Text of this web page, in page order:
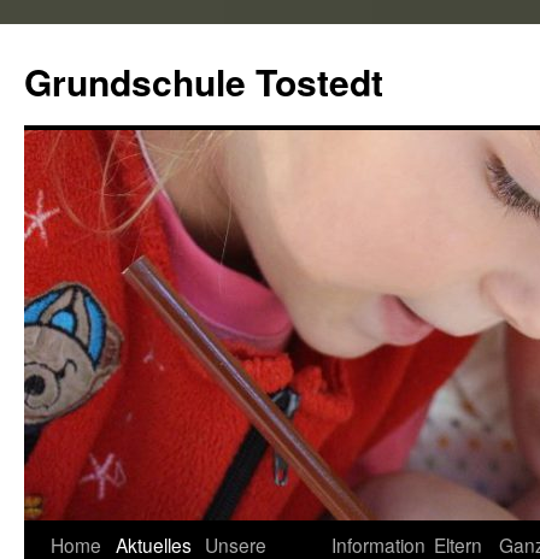
springen
Grundschule Tostedt
Home Aktuelles Unsere
Information Eltern